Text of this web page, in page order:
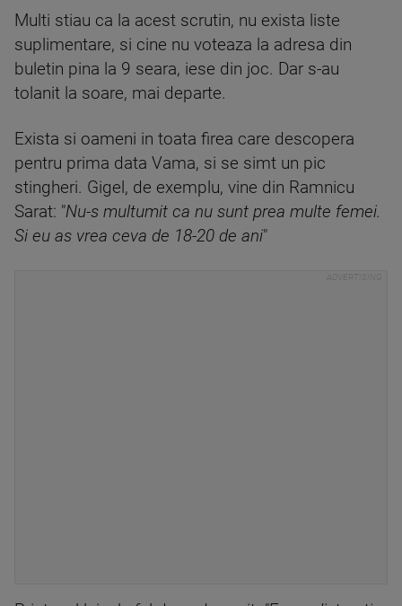
Multi stiau ca la acest scrutin, nu exista liste
suplimentare, si cine nu voteaza la adresa din
buletin pina la 9 seara, iese din joc. Dar s-au
tolanit la soare, mai departe.
Exista si oameni in toata firea care descopera
pentru prima data Vama, si se simt un pic
stingheri. Gigel, de exemplu, vine din Ramnicu
Sarat: "Nu-s multumit ca nu sunt prea multe femei.
Si eu as vrea ceva de 18-20 de ani"